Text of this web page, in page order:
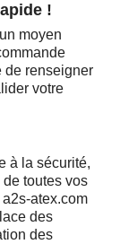
!
moyen
de renseigner
votre
à la sécurité,
toutes vos
atex.com
des
des